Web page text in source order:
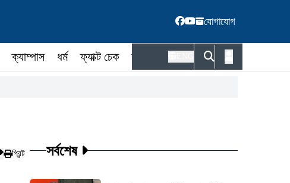
যোগাযোগ
ক্যাম্পাস ধর্ম ফ্যাক্ট চেক কর্মকর্তা
প্রিন্ট সর্বশেষ